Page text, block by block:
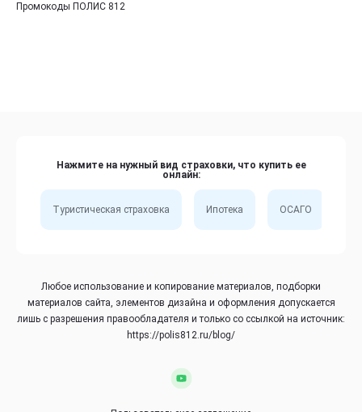
Промокоды ПОЛИС 812
Нажмите на нужный вид страховки, что купить ее
онлайн:
Туристическая страховка Ипотека ОСАГО
Любое использование и копирование материалов, подборки
материалов сайта, элементов дизайна и оформления допускается
лишь с разрешения правообладателя и только со ссылкой на источник:
https://polis812.ru/blog/